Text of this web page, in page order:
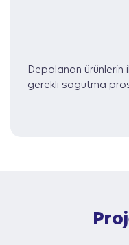
Depolanan ürünlerin
gerekli soğutma